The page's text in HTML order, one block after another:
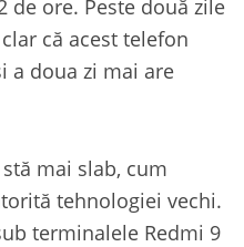
de ore. Peste două zile
că acest telefon
a doua zi mai are
mai slab, cum
tehnologiei vechi.
terminalele Redmi 9